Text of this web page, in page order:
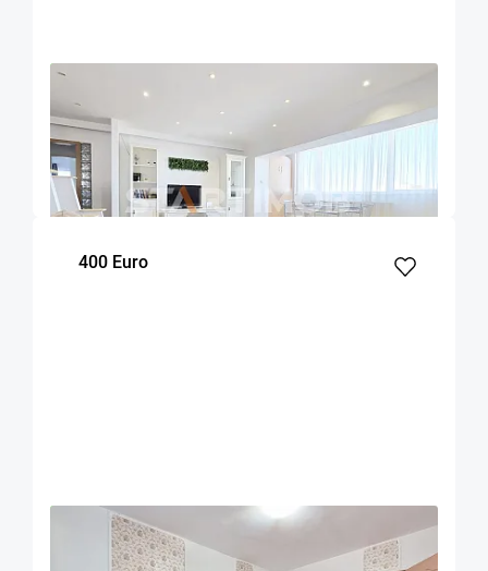
EXCLUSIVITATE COMISION 50%
Apartament 3 camere zona Grivitei
Brasov
2
dormitoare
400 Euro
OFERTA NOUA EXCLUSIVITATE
Apartament mobilat doua camere Zizinului